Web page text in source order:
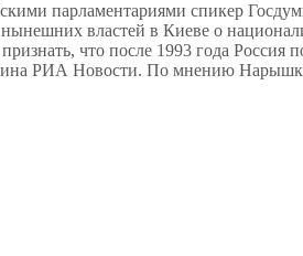
парламентариями спикер
властей в Киеве о
что после 1993 года Россия
РИА Новости. По мнению